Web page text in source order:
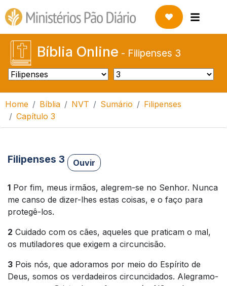
Bíblia Online - Filipenses 3
Home Bíblia NVT Sumário
Filipenses
Capítulo 3
Filipenses 3 Ouvir
1 Por fim, meus irmãos, alegrem-se no Senhor. Nunca
me canso de dizer-lhes estas coisas, e o faço para
protegê-los.
2 Cuidado com os cães, aqueles que praticam o mal,
os mutiladores que exigem a circuncisão.
3 Pois nós, que adoramos por meio do Espírito de
Deus, somos os verdadeiros circuncidados. Alegramo-